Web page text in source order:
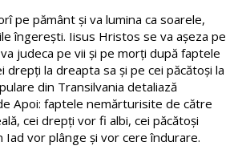
pe pământ și va lumina ca soarele,
îngerești. Iisus Hristos se va așeza pe
judeca pe vii și pe morți după faptele
drepți la dreapta sa și pe cei păcătoși la
din Transilvania detaliază
Apoi: faptele nemărturisite de către
cei drepți vor fi albi, cei păcătoși
Iad vor plânge și vor cere îndurare.